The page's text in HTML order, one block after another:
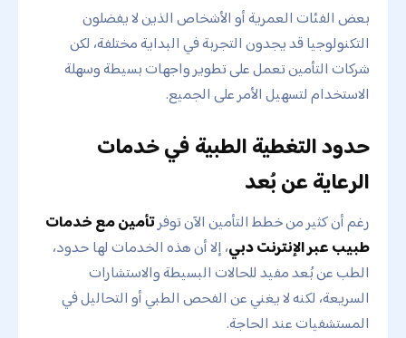
بعض الفئات العمرية أو الأشخاص الذين لا يفضلون
التكنولوجيا قد يجدون التجربة في البداية مختلفة، لكن
شركات التأمين تعمل على تطوير واجهات بسيطة وسهلة
الاستخدام لتسهيل الأمر على الجميع.
حدود التغطية الطبية في خدمات
الرعاية عن بُعد
رغم أن كثير من خطط التأمين الآن توفرتأمين مع خدمات
طبيب عبر الإنترنت دبي، إلا أن هذه الخدمات لها حدود،
الطب عن بُعد مفيد للحالات البسيطة والاستشارات
السريعة، لكنه لا يغني عن الفحص الطبي أو التحاليل في
المستشفيات عند الحاجة.